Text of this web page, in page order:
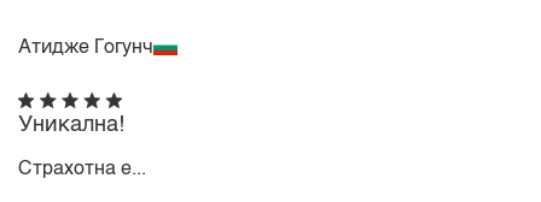
Атидже Гогунч
Уникална!
Страхотна е...